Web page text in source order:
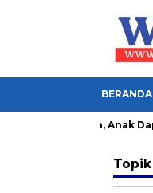
BERANDA
Garut Dibuka, Anak Dapat
Topik